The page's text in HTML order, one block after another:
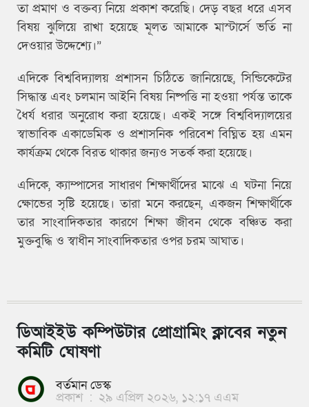
তা প্রমাণ ও বক্তব্য নিয়ে প্রকাশ করেছি। দেড় বছর ধরে এসব
বিষয় ঝুলিয়ে রাখা হয়েছে মূলত আমাকে মাস্টার্সে ভর্তি না
দেওয়ার উদ্দেশ্যে।”
এদিকে বিশ্ববিদ্যালয় প্রশাসন চিঠিতে জানিয়েছে, সিন্ডিকেটের
সিদ্ধান্ত এবং চলমান আইনি বিষয় নিষ্পত্তি না হওয়া পর্যন্ত তাকে
ধৈর্য ধরার অনুরোধ করা হয়েছে। একই সঙ্গে বিশ্ববিদ্যালয়ের
স্বাভাবিক একাডেমিক ও প্রশাসনিক পরিবেশ বিঘ্নিত হয় এমন
কার্যক্রম থেকে বিরত থাকার জন্যও সতর্ক করা হয়েছে।
এদিকে, ক্যাম্পাসের সাধারণ শিক্ষার্থীদের মাঝে এ ঘটনা নিয়ে
ক্ষোভের সৃষ্টি হয়েছে। তারা মনে করছেন, একজন শিক্ষার্থীকে
তার সাংবাদিকতার কারণে শিক্ষা জীবন থেকে বঞ্চিত করা
মুক্তবুদ্ধি ও স্বাধীন সাংবাদিকতার ওপর চরম আঘাত।
ডিআইইউ কম্পিউটার প্রোগ্রামিং ক্লাবের নতুন
কমিটি ঘোষণা
বর্তমান ডেস্ক
প্রকাশ : ২৯ এপ্রিল ২০২৬, ১২:১৭ এএম